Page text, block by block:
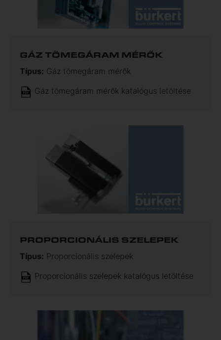
GÁZ TÖMEGÁRAM MÉRŐK
Típus: Gáz tömegáram mérők
Gáz tömegáram mérők katalógus letöltése
PROPORCIONÁLIS SZELEPEK
Típus: Proporcionális szelepek
Proporcionális szelepek katalógus letöltése